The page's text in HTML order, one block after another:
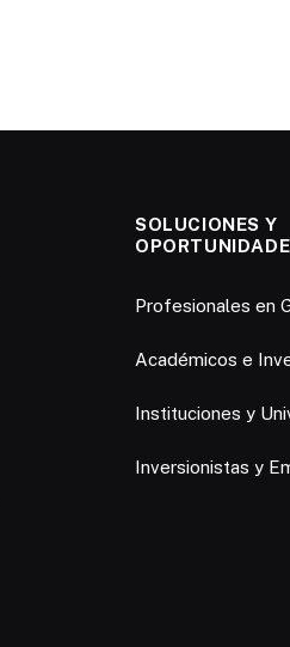
SOLUCIONES Y
Profesionales en
Académicos e
Instituciones y
Inversionistas y